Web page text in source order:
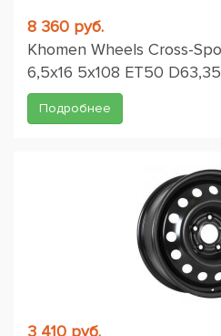
8 360 руб.
Khomen Wheels Cross-
6,5x16 5x108 ET50
Подробнее
3 410 руб.